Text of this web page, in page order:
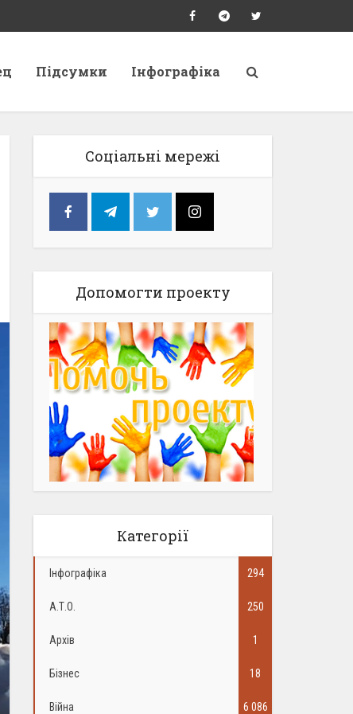
Підсумки Інфографіка
Соціальні мережі
Допомогти проекту
Категорії
Інфографіка 294
А.Т.О. 250
Архів 1
Бізнес 18
Війна 6 086